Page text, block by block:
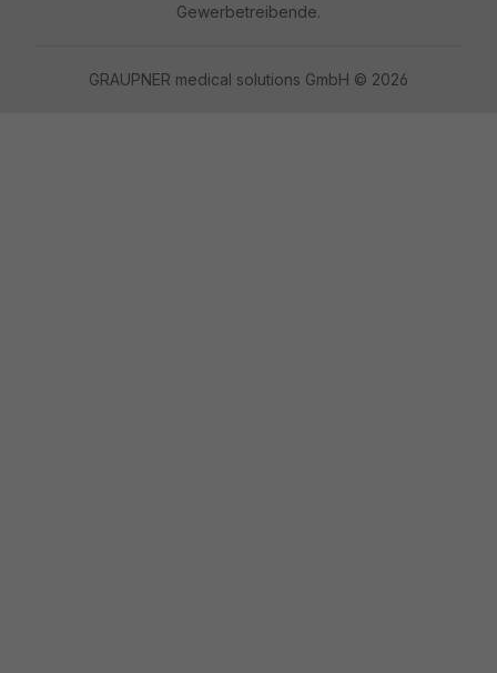
Gewerbetreibende.
GRAUPNER medical solutions GmbH © 2026